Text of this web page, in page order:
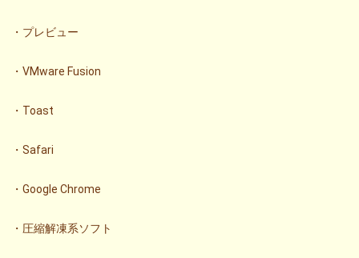
・プレビュー
・VMware Fusion
・Toast
・Safari
・Google Chrome
・圧縮解凍系ソフト